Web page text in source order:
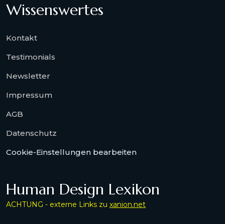
Wissenswertes
Kontakt
Testimonials
Newsletter
Impressum
AGB
Datenschutz
Cookie-Einstellungen bearbeiten
Human Design Lexikon
ACHTUNG - externe Links zu xanion.net